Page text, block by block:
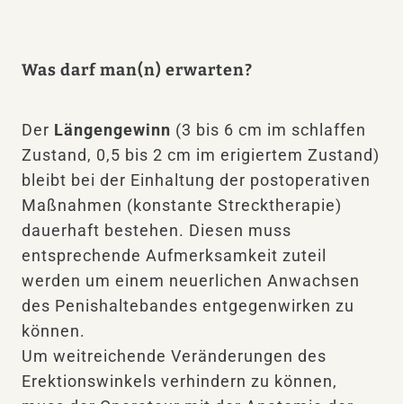
Was darf man(n) erwarten?
Der Längengewinn (3 bis 6 cm im schlaffen
Zustand, 0,5 bis 2 cm im erigiertem Zustand)
bleibt bei der Einhaltung der postoperativen
Maßnahmen (konstante Strecktherapie)
dauerhaft bestehen. Diesen muss
entsprechende Aufmerksamkeit zuteil
werden um einem neuerlichen Anwachsen
des Penishaltebandes entgegenwirken zu
können.
Um weitreichende Veränderungen des
Erektionswinkels verhindern zu können,